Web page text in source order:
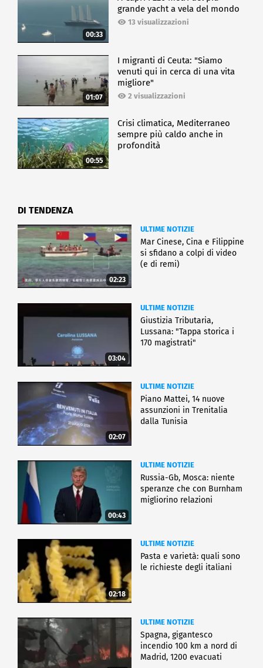
00:33
grande yacht a vela del mondo
13 visualizzazioni
01:07
I migranti di Ceuta: "Siamo
venuti qui in cerca di una vita
migliore"
2 visualizzazioni
00:55
Crisi climatica, Mediterraneo
sempre più caldo anche in
profondità
DI TENDENZA
02:23
ULTIME NOTIZIE
Mar Cinese, Cina e Filippine
si sfidano a colpi di video
(e di remi)
03:04
ULTIME NOTIZIE
Giustizia Tributaria,
Lussana: "Tappa storica i
170 magistrati"
02:07
ULTIME NOTIZIE
Piano Mattei, 14 nuove
assunzioni in Trenitalia
dalla Tunisia
00:43
ULTIME NOTIZIE
Russia-Gb, Mosca: niente
speranze che con Burnham
migliorino relazioni
02:18
ULTIME NOTIZIE
Pasta e varietà: quali sono
le richieste degli italiani
ULTIME NOTIZIE
Spagna, gigantesco
incendio 100 km a nord di
Madrid, 1200 evacuati